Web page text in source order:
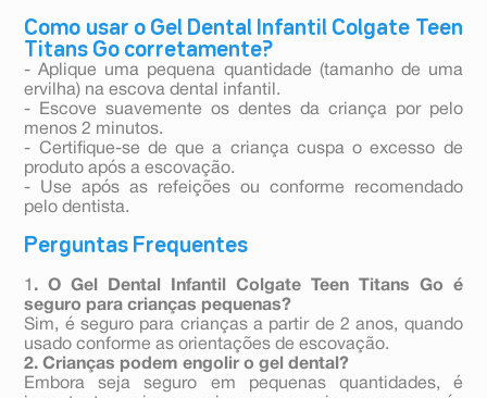
Como usar o Gel Dental Infantil Colgate Teen
Titans Go corretamente?
- Aplique uma pequena quantidade (tamanho de uma
ervilha) na escova dental infantil.
- Escove suavemente os dentes da criança por pelo
menos 2 minutos.
- Certifique-se de que a criança cuspa o excesso de
produto após a escovação.
- Use após as refeições ou conforme recomendado
pelo dentista.
Perguntas Frequentes
1 . O Gel Dental Infantil Colgate Teen Titans Go é
seguro para crianças pequenas?
Sim, é seguro para crianças a partir de 2 anos, quando
usado conforme as orientações de escovação.
2. Crianças podem engolir o gel dental?
Embora seja seguro em pequenas quantidades, é